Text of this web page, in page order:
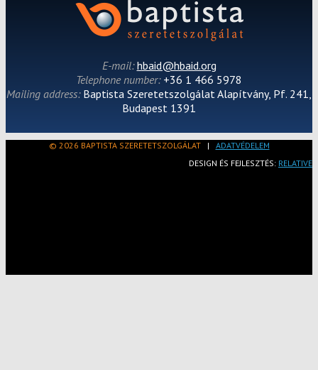
E-mail:hbaid@hbaid.org
Telephone number: +36 1 466 5978
Mailing address: Baptista Szeretetszolgálat Alapítvány, Pf. 241,
Budapest 1391
© 2026 BAPTISTA SZERETETSZOLGÁLAT| ADATVÉDELEM
DESIGN ÉS FEJLESZTÉS: RELATIVE